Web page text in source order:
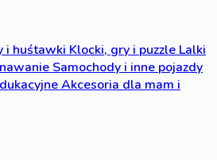
i huśtawkiKlocki, gry i puzzleLalki
Samochody i inne pojazdy
Akcesoria dla mam i